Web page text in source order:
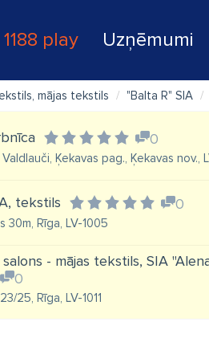
1188 play Uzņēmumi
mājas tekstils "Balta R" SIA
0
Valdlauči, Ķekavas pag., Ķekavas nov.,
tekstils 0
30m, Rīga, LV-1005
- mājas tekstils, SIA
0
25, Rīga, LV-1011